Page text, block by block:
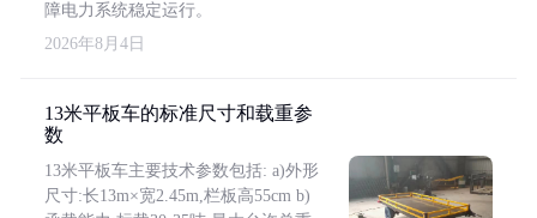
障电力系统稳定运行。
2026年8月4日
13米平板车的标准尺寸和载重参
数
13米平板车主要技术参数包括: a)外形
尺寸:长13m×宽2.45m,栏板高55cm b)